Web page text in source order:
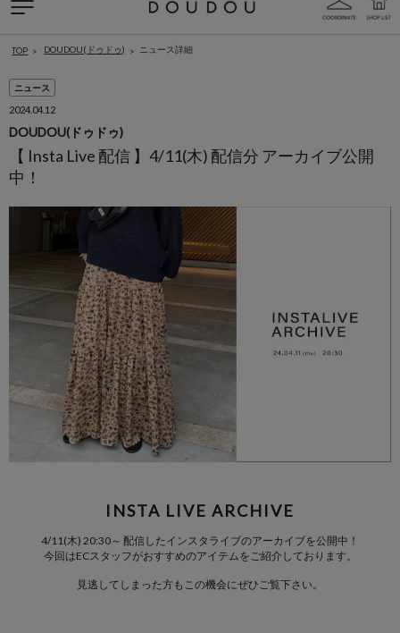
TOP DOUDOU(ドゥドゥ) ニュース詳細
ニュース
2024.04.12
DOUDOU(ドゥドゥ)
【 Insta Live 配信 】4/11(木) 配信分 アーカイブ公開
中！
INSTA LIVE ARCHIVE
4/11(木) 20:30～ 配信したインスタライブのアーカイブを公開中！
今回はECスタッフがおすすめのアイテムをご紹介しております。
見逃してしまった方もこの機会にぜひご覧下さい。